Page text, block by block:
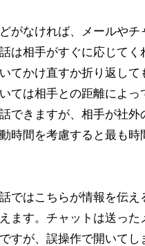
がなければ、メールやチ
は相手がすぐに応じてく
てかけ直すか折り返して
ては相手との距離によっ
できますが、相手が社外
時間を考慮すると最も時
ではこちらが情報を伝え
ます。チャットは送った
すが、誤操作で開いてし